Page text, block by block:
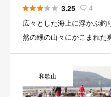
 3.25  4
広々とした海上に浮かぶ釣
然の緑の山々にかこまれた
和歌山